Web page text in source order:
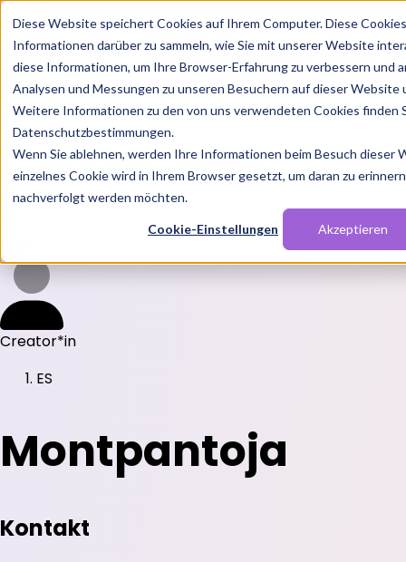
Diese Website speichert Cookies auf Ihrem Computer. Diese
Informationen darüber zu sammeln, wie Sie mit unserer Website
diese Informationen, um Ihre Browser-Erfahrung zu verbessern und
Analysen und Messungen zu unseren Besuchern auf dieser Website
Weitere Informationen zu den von uns verwendeten Cookies finden
Datenschutzbestimmungen.
Wenn Sie ablehnen, werden Ihre Informationen beim Besuch dieser
einzelnes Cookie wird in Ihrem Browser gesetzt, um daran zu
nachverfolgt werden möchten.
Cookie-Einstellungen Akzeptieren
Features
Solutions
BlogChartsRabatt CodesPakete
Creator*in
ES
Montpantoja
Kontakt